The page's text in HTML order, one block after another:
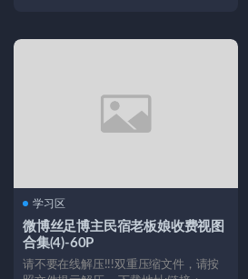
学习区
微博丝足博主民宿老板娘收费视图
合集(4)-60P
请不要在线解压!!!双重压缩文件，请按